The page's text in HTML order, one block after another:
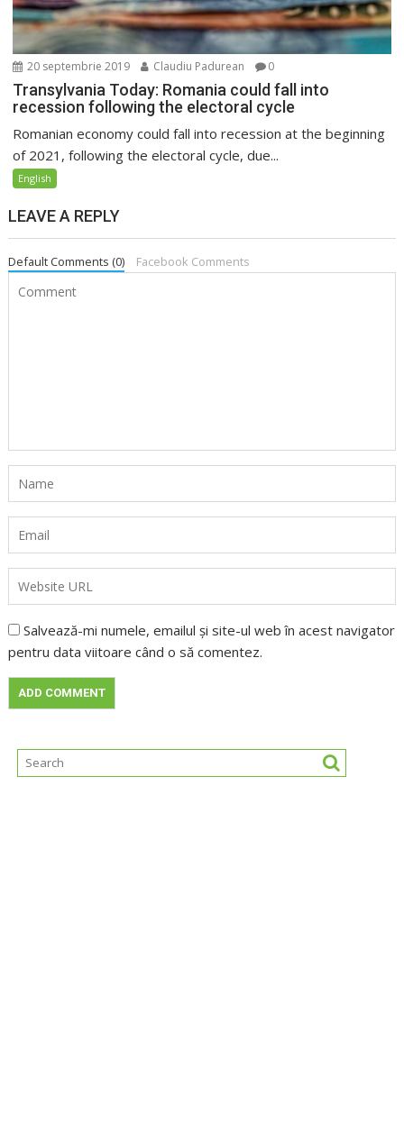
20 septembrie 2019 Claudiu Padurean 0
Transylvania Today: Romania could fall into
recession following the electoral cycle
Romanian economy could fall into recession at the beginning
of 2021, following the electoral cycle, due...
English
LEAVE A REPLY
Default Comments (0) Facebook Comments
Salvează-mi numele, emailul și site-ul web în acest navigator
pentru data viitoare când o să comentez.